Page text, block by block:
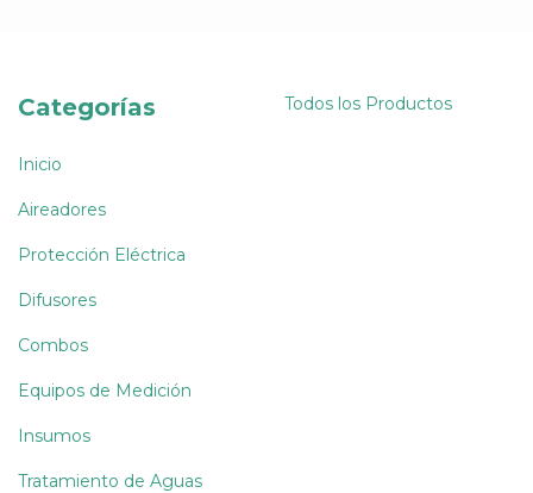
Categorías
Inicio
Aireadores
Protección Eléctrica
Difusores
Combos
Equipos de Medición
Insumos
Tratamiento de Aguas
Todos los Productos